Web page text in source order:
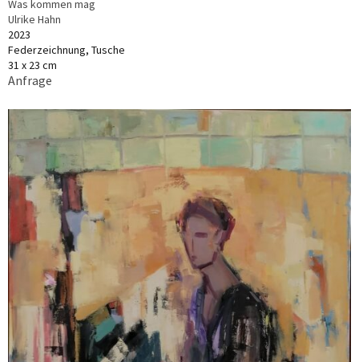
Was kommen mag
Ulrike Hahn
2023
Federzeichnung, Tusche
31 x 23 cm
Anfrage